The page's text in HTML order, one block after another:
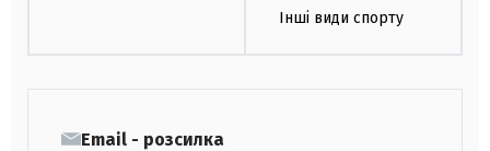
Інші види спорту
Email - розсилка